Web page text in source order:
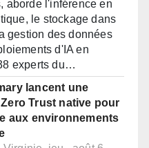
aborde l'inférence en
le stockage dans
gestion des données
d'IA en
experts du…
lancent une
Trust native pour
aux environnements